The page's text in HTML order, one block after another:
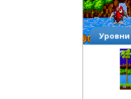
Уровни